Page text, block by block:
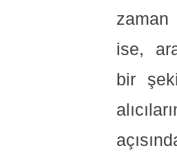
zaman
ise,
bir